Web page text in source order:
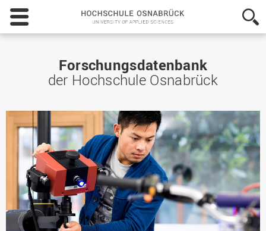
Hochschule
Osnabrück
-
Applied
Sciences
Forschungsdatenbank
der Hochschule Osnabrück